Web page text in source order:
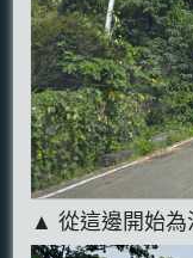
▲ 從這邊開始為